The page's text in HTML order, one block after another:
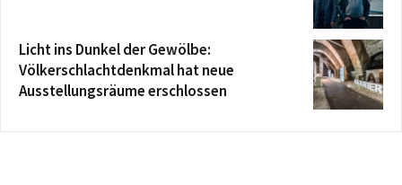
Licht ins Dunkel der Gewölbe:
Völkerschlachtdenkmal hat neue
Ausstellungsräume erschlossen